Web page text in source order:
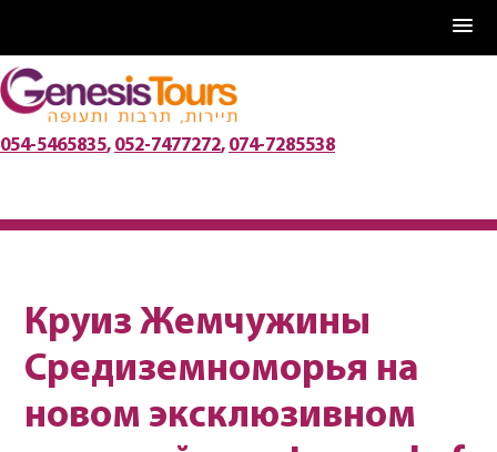
Перейти
к
содержанию
054-5465835, 052-7477272, 074-7285538
Круиз Жемчужины
Средиземноморья на
новом эксклюзивном